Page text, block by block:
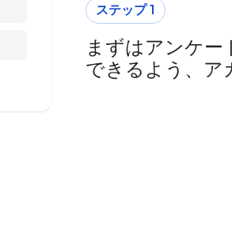
ステップ 1
まずはアンケー
できるよう、ア